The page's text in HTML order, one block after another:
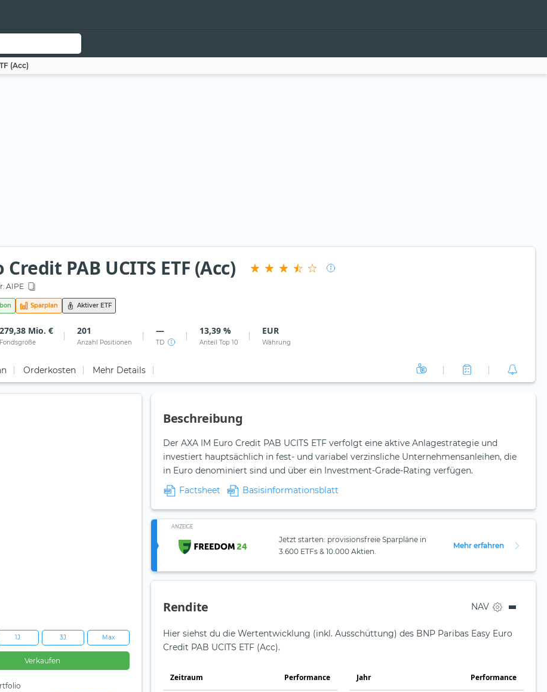
(Acc)
PAB UCITS ETF (Acc)
AIPE
Sparplan Aktiver ETF
279,38 Mio. €
Fondsgröße
201
Anzahl Positionen
—
TD
13,39 %
Anteil Top 10
EUR
Währung
Orderkosten Mehr Details
1J 3J Max
Verkaufen
Beschreibung
Der AXA IM Euro Credit PAB UCITS ETF verfolgt eine aktive Anlagestrategie und
investiert hauptsächlich in fest- und variabel verzinsliche Unternehmensanleihen, die
in Euro denominiert sind und über ein Investment-Grade-Rating verfügen.
Factsheet
Basisinformationsblatt
ANZEIGE
Jetzt starten: provisionsfreie Sparpläne in
3.600 ETFs & 10.000 Aktien.
Mehr erfahren
Rendite NAV
Hier siehst du die Wertentwicklung (inkl. Ausschüttung) des BNP Paribas Easy Euro
Credit PAB UCITS ETF (Acc).
Zeit­raum Perfor­mance Jahr Perfor­mance